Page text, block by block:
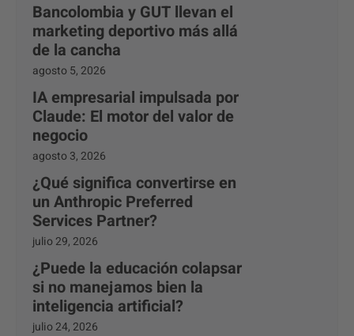
Bancolombia y GUT llevan el
marketing deportivo más allá
de la cancha
agosto 5, 2026
IA empresarial impulsada por
Claude: El motor del valor de
negocio
agosto 3, 2026
¿Qué significa convertirse en
un Anthropic Preferred
Services Partner?
julio 29, 2026
¿Puede la educación colapsar
si no manejamos bien la
inteligencia artificial?
julio 24, 2026